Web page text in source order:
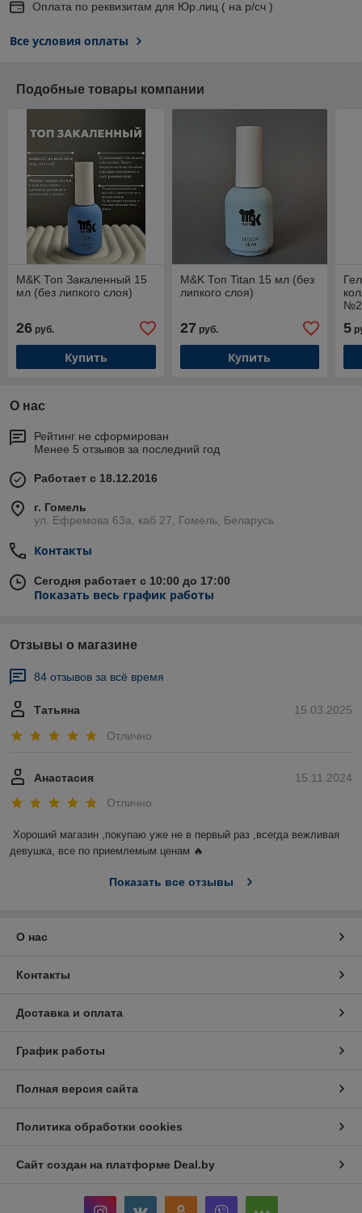
Оплата по реквизитам для Юр.лиц ( на р/сч )
Все условия оплаты
Подобные товары компании
M&K Топ Закаленный 15
мл (без липкого слоя)
26 руб.
Купить
M&K Топ Titan 15 мл (без
липкого слоя)
27 руб.
Купить
5
О нас
Рейтинг не сформирован
Менее 5 отзывов за последний год
Работает с 18.12.2016
г. Гомель
ул. Ефремова 63а, каб 27, Гомель, Беларусь
Контакты
Сегодня работает с 10:00 до 17:00
Показать весь график работы
Отзывы о магазине
84 отзывов за всё время
15.03.2025
Татьяна
Отлично
15.11.2024
Анастасия
Отлично
Хороший магазин ,покупаю уже не в первый раз ,всегда вежливая
девушка, все по приемлемым ценам 🔥
Показать все отзывы
О нас
Контакты
Доставка и оплата
График работы
Полная версия сайта
Политика обработки cookies
Сайт создан на платформе Deal.by